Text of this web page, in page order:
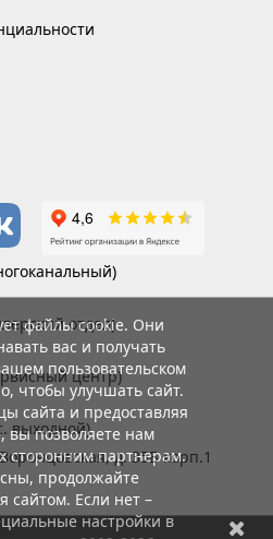
отдел)
центр)
выходной)
д. 35Б корп.1
файлы cookie. Они
вас и получать
пользовательском
чтобы улучшать сайт.
сайта и предоставляя
вы позволяете нам
сторонним партнерам.
продолжайте
сайтом. Если нет –
настройки в